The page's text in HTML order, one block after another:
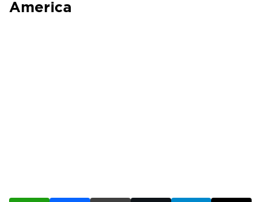
America